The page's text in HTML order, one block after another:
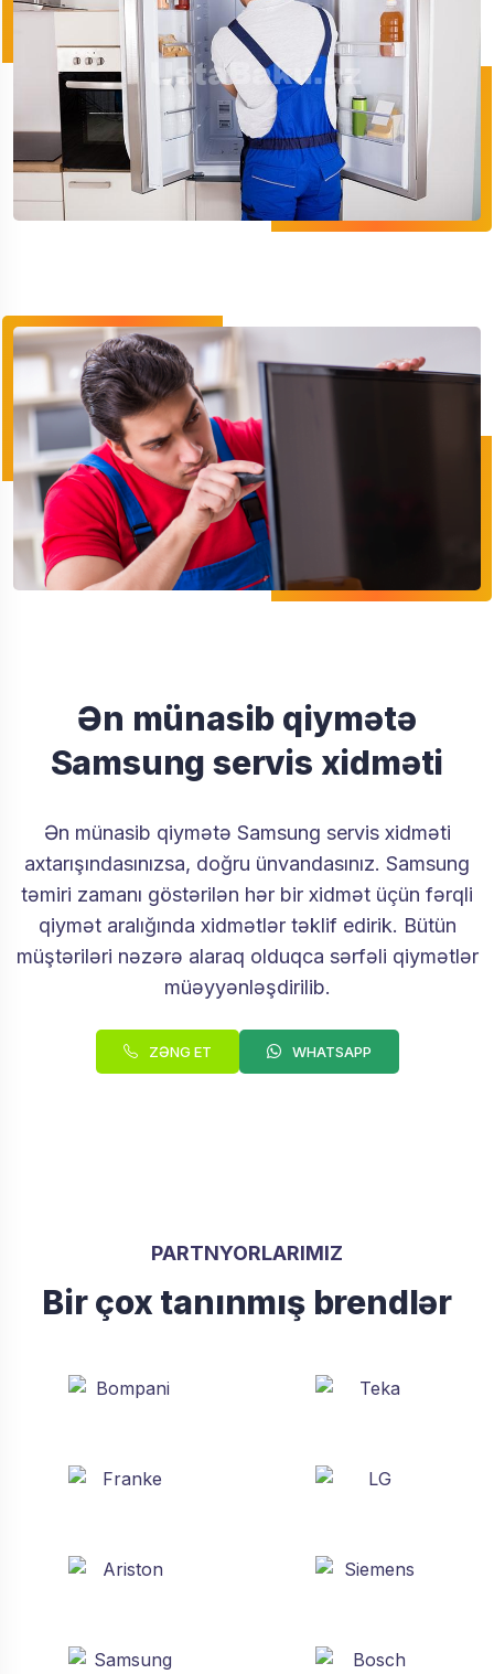
Ən münasib qiymətə
Samsung servis xidməti
Ən münasib qiymətə Samsung servis xidməti
axtarışındasınızsa, doğru ünvandasınız. Samsung
təmiri zamanı göstərilən hər bir xidmət üçün fərqli
qiymət aralığında xidmətlər təklif edirik. Bütün
müştəriləri nəzərə alaraq olduqca sərfəli qiymətlər
müəyyənləşdirilib.
ZƏNG ET WHATSAPP
PARTNYORLARIMIZ
Bir çox tanınmış brendlər